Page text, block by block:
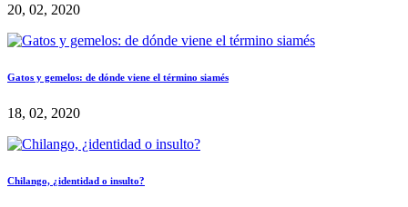
20, 02, 2020
Gatos y gemelos: de dónde viene el término siamés
18, 02, 2020
Chilango, ¿identidad o insulto?